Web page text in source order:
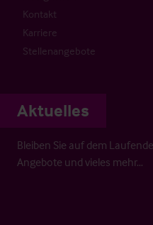
Kontakt
Karriere
Stellenangebote
Aktuelles
Bleiben Sie auf dem
Angebote und vieles mehr…